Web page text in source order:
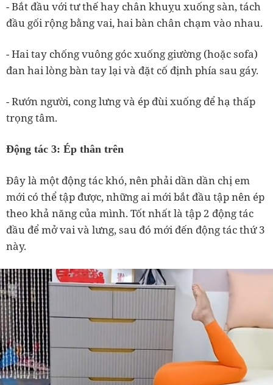
- Bắt đầu với tư thế hay chân khuỵu xuống sàn, tách
đầu gối rộng bằng vai, hai bàn chân chạm vào nhau.
- Hai tay chống vuông góc xuống giường (hoặc sofa)
đan hai lòng bàn tay lại và đặt cố định phía sau gáy.
- Rướn người, cong lưng và ép đùi xuống để hạ thấp
trọng tâm.
Động tác 3: Ép thân trên
Đây là một động tác khó, nên phải dần dần chị em
mới có thể tập được, những ai mới bắt đầu tập nên ép
theo khả năng của mình. Tốt nhất là tập 2 động tác
đầu để mở vai và lưng, sau đó mới đến động tác thứ 3
này.